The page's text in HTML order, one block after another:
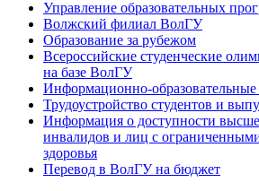
Управление образовательных
Волжский филиал ВолГУ
Образование за рубежом
Всероссийские студенческие
на базе ВолГУ
Информационно-образовательные
Трудоустройство студентов и
Информация о доступности
инвалидов и лиц с
здоровья
Перевод в ВолГУ на бюджет